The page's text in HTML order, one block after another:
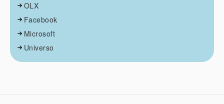
OLX
Facebook
Microsoft
Universo